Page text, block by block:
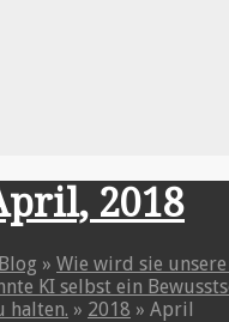
2018
Blog » Wie wird sie
KI selbst ein
halten. » 2018 » April